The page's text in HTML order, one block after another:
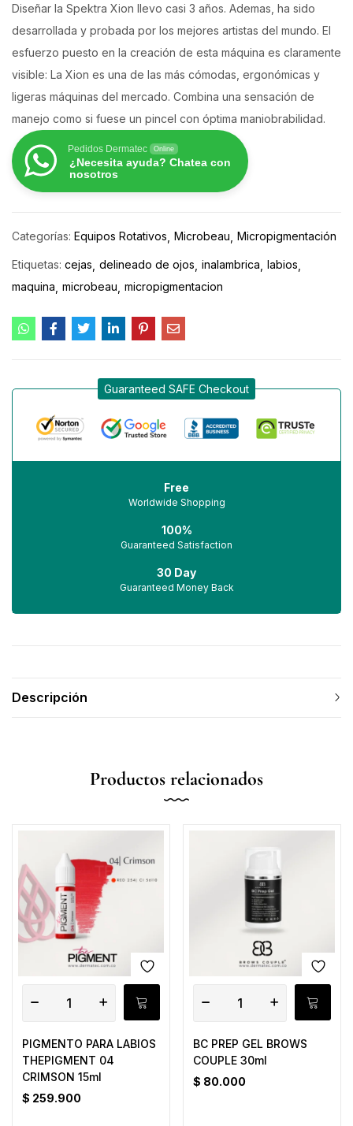
Diseñar la Spektra Xion llevo casi 3 años. Ademas, ha sido
desarrollada y probada por los mejores artistas del mundo. El
esfuerzo puesto en la creación de esta máquina es claramente
visible: La Xion es una de las más cómodas, ergonómicas y
ligeras máquinas del mercado. Combina una sensación de
manejo como si fuese un pincel con óptima maniobrabilidad.
Pedidos Dermatec Online
¿Necesita ayuda? Chatea con
nosotros
Categorías: Equipos Rotativos Microbeau Micropigmentación
Etiquetas: cejas delineado de ojos inalambrica labios
maquina microbeau micropigmentacion
Guaranteed SAFE Checkout
Free
Worldwide Shopping
100%
Guaranteed Satisfaction
30 Day
Guaranteed Money Back
Descripción
Productos relacionados
PIGMENTO PARA LABIOS
THEPIGMENT 04
CRIMSON 15ml
$ 259.900
BC PREP GEL BROWS
COUPLE 30ml
$ 80.000